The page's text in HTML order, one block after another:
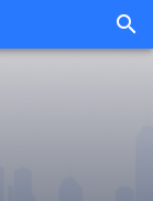
